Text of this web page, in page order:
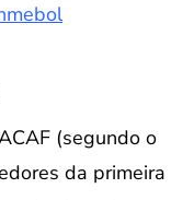
(segundo o
da primeira